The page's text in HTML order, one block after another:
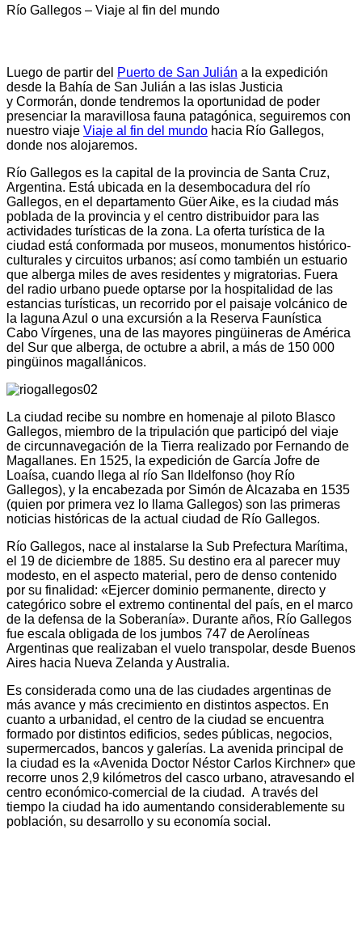
Río Gallegos – Viaje al fin del mundo
Luego de partir del Puerto de San Julián a la expedición
desde la Bahía de San Julián a las islas Justicia
y Cormorán, donde tendremos la oportunidad de poder
presenciar la maravillosa fauna patagónica, seguiremos con
nuestro viaje Viaje al fin del mundo hacia Río Gallegos,
donde nos alojaremos.
Río Gallegos es la capital de la provincia de Santa Cruz,
Argentina. Está ubicada en la desembocadura del río
Gallegos, en el departamento Güer Aike, es la ciudad más
poblada de la provincia y el centro distribuidor para las
actividades turísticas de la zona. La oferta turística de la
ciudad está conformada por museos, monumentos histórico-
culturales y circuitos urbanos; así como también un estuario
que alberga miles de aves residentes y migratorias. Fuera
del radio urbano puede optarse por la hospitalidad de las
estancias turísticas, un recorrido por el paisaje volcánico de
la laguna Azul o una excursión a la Reserva Faunística
Cabo Vírgenes, una de las mayores pingüineras de América
del Sur que alberga, de octubre a abril, a más de 150 000
pingüinos magallánicos.
La ciudad recibe su nombre en homenaje al piloto Blasco
Gallegos, miembro de la tripulación que participó del viaje
de circunnavegación de la Tierra realizado por Fernando de
Magallanes. En 1525, la expedición de García Jofre de
Loaísa, cuando llega al río San Ildelfonso (hoy Río
Gallegos), y la encabezada por Simón de Alcazaba en 1535
(quien por primera vez lo llama Gallegos) son las primeras
noticias históricas de la actual ciudad de Río Gallegos.
Río Gallegos, nace al instalarse la Sub Prefectura Marítima,
el 19 de diciembre de 1885. Su destino era al parecer muy
modesto, en el aspecto material, pero de denso contenido
por su finalidad: «Ejercer dominio permanente, directo y
categórico sobre el extremo continental del país, en el marco
de la defensa de la Soberanía». Durante años, Río Gallegos
fue escala obligada de los jumbos 747 de Aerolíneas
Argentinas que realizaban el vuelo transpolar, desde Buenos
Aires hacia Nueva Zelanda y Australia.
Es considerada como una de las ciudades argentinas de
más avance y más crecimiento en distintos aspectos. En
cuanto a urbanidad, el centro de la ciudad se encuentra
formado por distintos edificios, sedes públicas, negocios,
supermercados, bancos y galerías. La avenida principal de
la ciudad es la «Avenida Doctor Néstor Carlos Kirchner» que
recorre unos 2,9 kilómetros del casco urbano, atravesando el
centro económico-comercial de la ciudad. A través del
tiempo la ciudad ha ido aumentando considerablemente su
población, su desarrollo y su economía social.